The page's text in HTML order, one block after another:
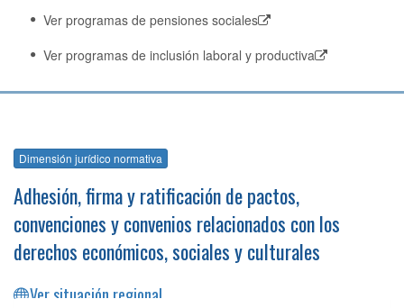
Ver programas de pensiones sociales
Ver programas de inclusión laboral y productiva
Dimensión jurídico normativa
Adhesión, firma y ratificación de pactos,
convenciones y convenios relacionados con los
derechos económicos, sociales y culturales
Ver situación regional